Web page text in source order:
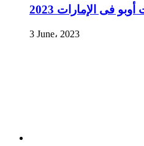
فى الإمارات 2023
3 June، 2023